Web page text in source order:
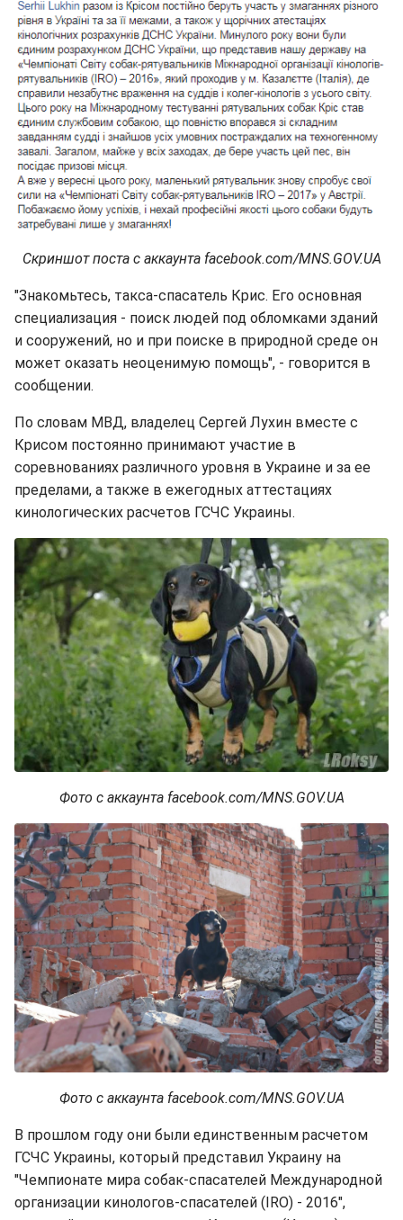
Скриншот поста с аккаунта facebook.com/MNS.GOV.UA
"Знакомьтесь, такса-спасатель Крис. Его основная
специализация - поиск людей под обломками зданий
и сооружений, но и при поиске в природной среде он
может оказать неоценимую помощь", - говорится в
сообщении.
По словам МВД, владелец Сергей Лухин вместе с
Крисом постоянно принимают участие в
соревнованиях различного уровня в Украине и за ее
пределами, а также в ежегодных аттестациях
кинологических расчетов ГСЧС Украины.
Фото с аккаунта facebook.com/MNS.GOV.UA
Фото с аккаунта facebook.com/MNS.GOV.UA
В прошлом году они были единственным расчетом
ГСЧС Украины, который представил Украину на
"Чемпионате мира собак-спасателей Международной
организации кинологов-спасателей (IRO) - 2016",